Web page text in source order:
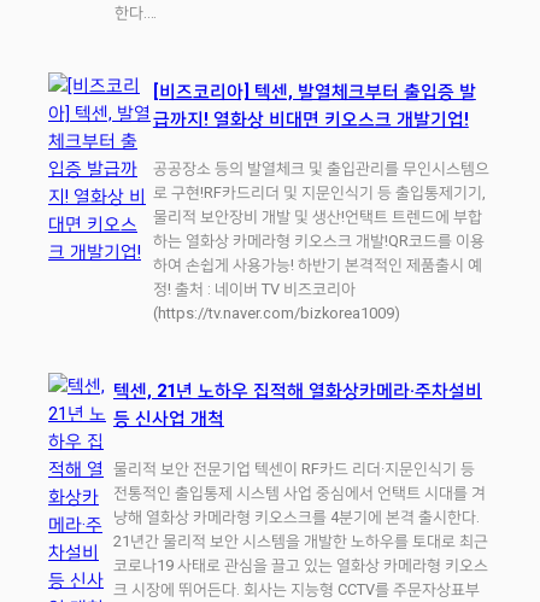
한다.…
[비즈코리아] 텍센, 발열체크부터 출입증 발
급까지! 열화상 비대면 키오스크 개발기업!
공공장소 등의 발열체크 및 출입관리를 무인시스템으
로 구현!RF카드리더 및 지문인식기 등 출입통제기기,
물리적 보안장비 개발 및 생산!언택트 트렌드에 부합
하는 열화상 카메라형 키오스크 개발!QR코드를 이용
하여 손쉽게 사용가능! 하반기 본격적인 제품출시 예
정! 출처 : 네이버 TV 비즈코리아
(https://tv.naver.com/bizkorea1009)
텍센, 21년 노하우 집적해 열화상카메라·주차설비
등 신사업 개척
물리적 보안 전문기업 텍센이 RF카드 리더·지문인식기 등
전통적인 출입통제 시스템 사업 중심에서 언택트 시대를 겨
냥해 열화상 카메라형 키오스크를 4분기에 본격 출시한다.
21년간 물리적 보안 시스템을 개발한 노하우를 토대로 최근
코로나19 사태로 관심을 끌고 있는 열화상 카메라형 키오스
크 시장에 뛰어든다. 회사는 지능형 CCTV를 주문자상표부